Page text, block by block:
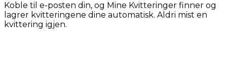
Koble til e-posten din, og Mine Kvitteringer finner og
lagrer kvitteringene dine automatisk. Aldri mist en
kvittering igjen.